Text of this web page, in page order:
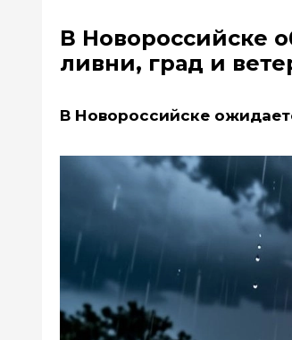
В Новороссийске
ливни, град и
В Новороссийске